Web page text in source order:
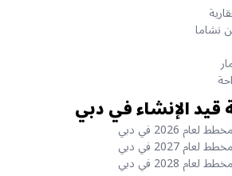
نشاما
قيد الإنشاء في دبي
2026 في دبي
2027 في دبي
2028 في دبي